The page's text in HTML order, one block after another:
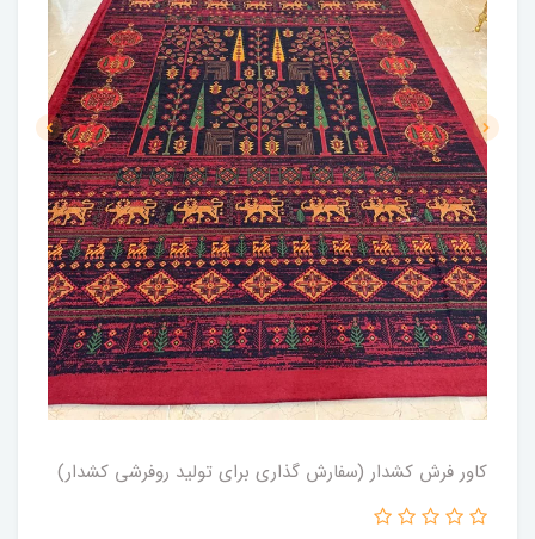
کاور فرش کشدار (سفارش گذاری برای تولید روفرشی کشدار)